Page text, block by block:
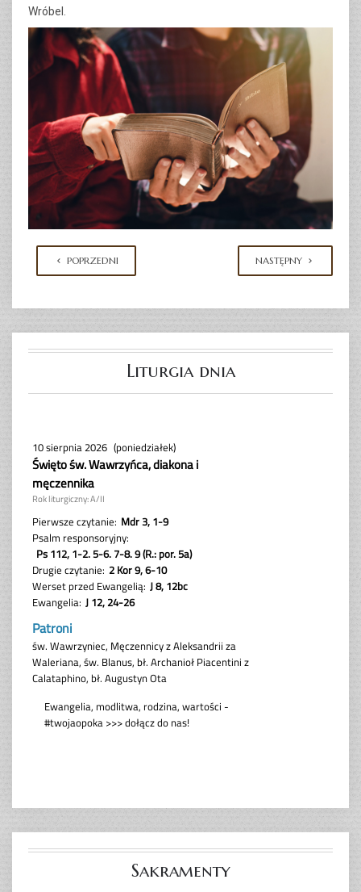
Wróbel.
POPRZEDNI NASTĘPNY
Liturgia dnia
Sakramenty